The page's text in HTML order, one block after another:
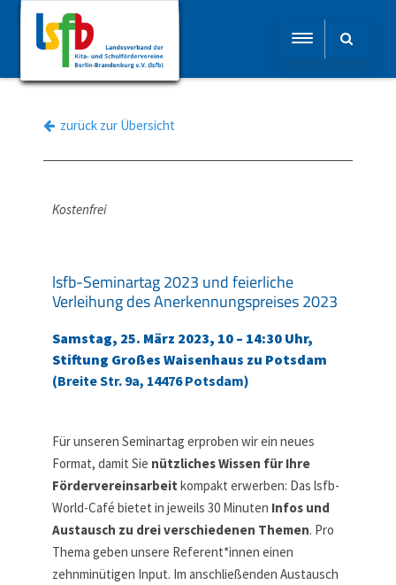
zurück zur Übersicht
Kostenfrei
lsfb-Seminartag 2023 und feierliche
Verleihung des Anerkennungspreises 2023
Samstag, 25. März 2023, 10 – 14:30 Uhr,
Stiftung Großes Waisenhaus zu Potsdam
(Breite Str. 9a, 14476 Potsdam)
Für unseren Seminartag erproben wir ein neues
Format, damit Sie nützliches Wissen für Ihre
Fördervereinsarbeit kompakt erwerben: Das lsfb-
World-Café bietet in jeweils 30 Minuten Infos und
Austausch zu drei verschiedenen Themen. Pro
Thema geben unsere Referent*innen einen
zehnminütigen Input. Im anschließenden Austausch